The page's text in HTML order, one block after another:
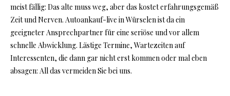
meist fällig: Das alte muss weg, aber das kostet erfahrungsgemäß
Zeit und Nerven. Autoankauf-live in Würselenist da ein
geeigneter Ansprechpartner für eine seriöse und vor allem
schnelle Abwicklung. Lästige Termine, Wartezeiten auf
Interessenten, die dann gar nicht erst kommen oder mal eben
absagen: All das vermeiden Sie bei uns.